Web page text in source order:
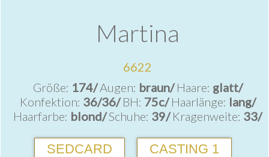
Martina
6622
Größe: 174/Augen: braun/Haare: glatt/
Konfektion: 36/36/BH: 75c/Haarlänge: lang/
Haarfarbe: blond/Schuhe: 39/Kragenweite: 33/
SEDCARD CASTING 1